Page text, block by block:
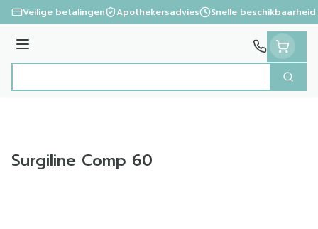
Ga naar de inhoud
Veilige betalingen Apothekersadvies Snelle beschikbaarheid
Menu
Zoek
Surgiline Comp 60